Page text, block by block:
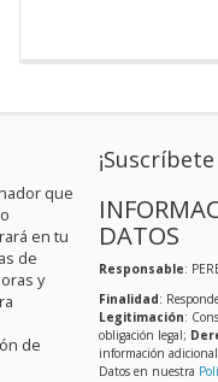
que
en tu
de
y
de
DATOS
Responsable:
Finalidad:
Legitimación:
obligación legal;
información
Datos en nuestra